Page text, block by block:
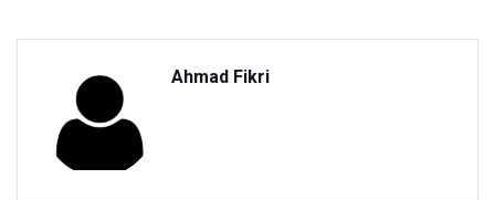
Ahmad Fikri